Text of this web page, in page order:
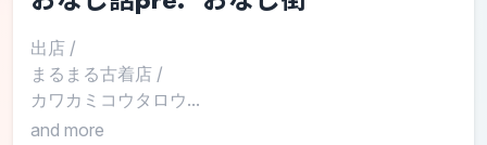
出店 /
まるまる古着店 /
カワカミコウタロウ...
and more